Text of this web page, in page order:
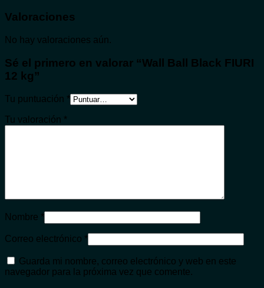
Valoraciones
No hay valoraciones aún.
Sé el primero en valorar “Wall Ball Black FIURI
12 kg”
Tu puntuación *
Tu valoración *
Nombre *
Correo electrónico *
Guarda mi nombre, correo electrónico y web en este
navegador para la próxima vez que comente.